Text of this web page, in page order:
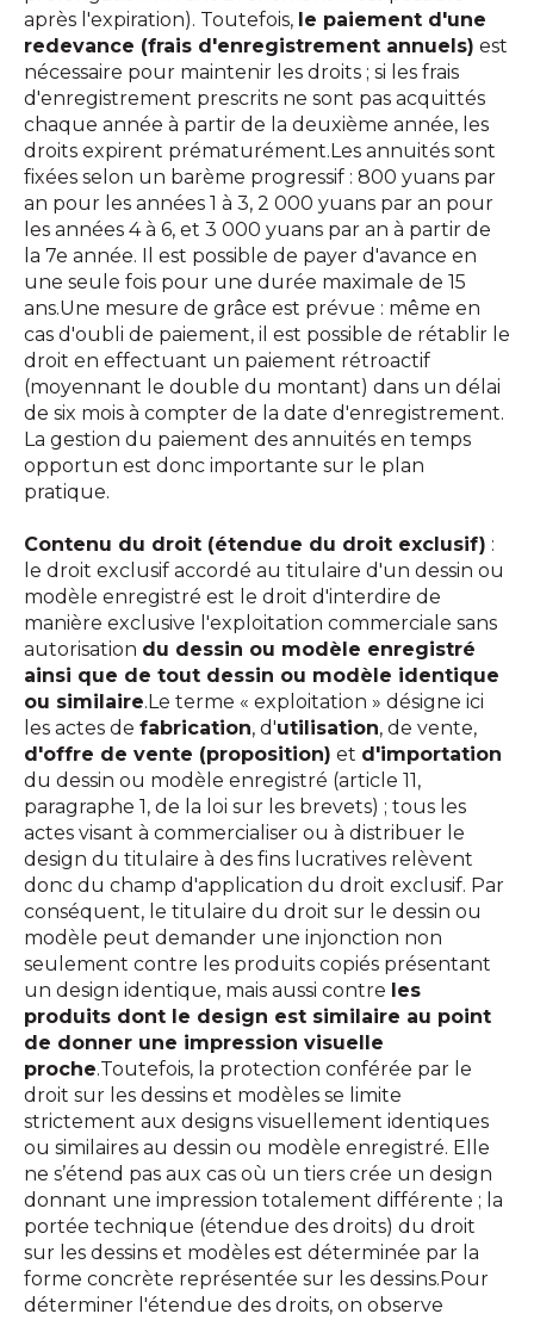
après l'expiration). Toutefois, le paiement d'une
redevance (frais d'enregistrement annuels) est
nécessaire pour maintenir les droits ; si les frais
d'enregistrement prescrits ne sont pas acquittés
chaque année à partir de la deuxième année, les
droits expirent prématurément.Les annuités sont
fixées selon un barème progressif : 800 yuans par
an pour les années 1 à 3, 2 000 yuans par an pour
les années 4 à 6, et 3 000 yuans par an à partir de
la 7e année. Il est possible de payer d'avance en
une seule fois pour une durée maximale de 15
ans.Une mesure de grâce est prévue : même en
cas d'oubli de paiement, il est possible de rétablir le
droit en effectuant un paiement rétroactif
(moyennant le double du montant) dans un délai
de six mois à compter de la date d'enregistrement.
La gestion du paiement des annuités en temps
opportun est donc importante sur le plan
pratique.
Contenu du droit (étendue du droit exclusif) :
le droit exclusif accordé au titulaire d'un dessin ou
modèle enregistré est le droit d'interdire de
manière exclusive l'exploitation commerciale sans
autorisation du dessin ou modèle enregistré
ainsi que de tout dessin ou modèle identique
ou similaire.Le terme « exploitation » désigne ici
les actes de fabrication, d'utilisation, de vente,
d'offre de vente (proposition) et d'importation
du dessin ou modèle enregistré (article 11,
paragraphe 1, de la loi sur les brevets) ; tous les
actes visant à commercialiser ou à distribuer le
design du titulaire à des fins lucratives relèvent
donc du champ d'application du droit exclusif. Par
conséquent, le titulaire du droit sur le dessin ou
modèle peut demander une injonction non
seulement contre les produits copiés présentant
un design identique, mais aussi contre les
produits dont le design est similaire au point
de donner une impression visuelle
proche.Toutefois, la protection conférée par le
droit sur les dessins et modèles se limite
strictement aux designs visuellement identiques
ou similaires au dessin ou modèle enregistré. Elle
ne s’étend pas aux cas où un tiers crée un design
donnant une impression totalement différente ; la
portée technique (étendue des droits) du droit
sur les dessins et modèles est déterminée par la
forme concrète représentée sur les dessins.Pour
déterminer l'étendue des droits, on observe